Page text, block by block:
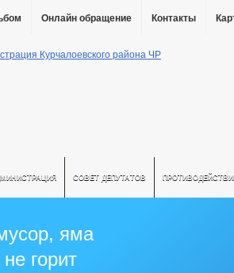
Онлайн обращение Контакты
СОВЕТ ДЕПУТАТОВ
яма
горит